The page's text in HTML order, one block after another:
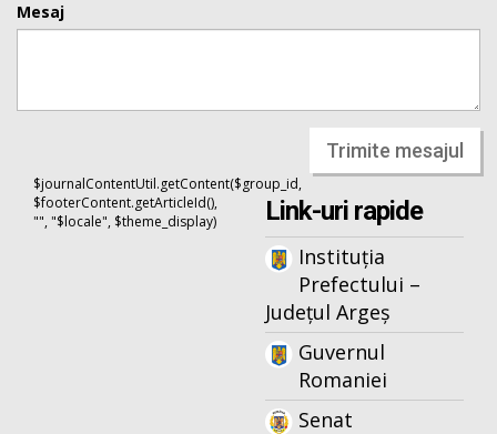
Mesaj
Trimite mesajul
$journalContentUtil.getContent($group_id,
$footerContent.getArticleId(),
"", "$locale", $theme_display)
Link-uri rapide
Instituția
Prefectului –
Județul Argeș
Guvernul
Romaniei
Senat